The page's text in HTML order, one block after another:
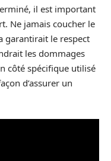
il est important
Ne jamais coucher le
garantirait le respect
les dommages
côté spécifique utilisé
d’assurer un